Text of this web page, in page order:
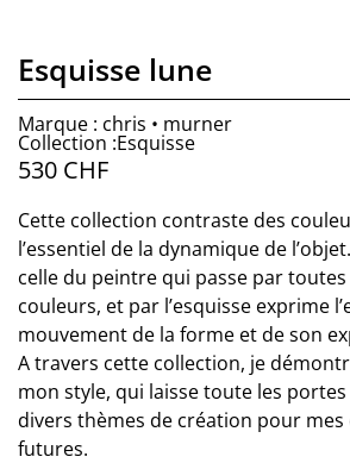
Esquisse lune
Marque : chris • murner
Collection :Esquisse
530 CHF
Cette collection contraste des
l’essentiel de la dynamique de
celle du peintre qui passe par
couleurs, et par l’esquisse exprime
mouvement de la forme et de son
A travers cette collection, je
mon style, qui laisse toute les
divers thèmes de création pour mes
futures.